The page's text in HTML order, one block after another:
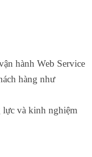
hành Web Service
hàng như
lực và kinh nghiệm